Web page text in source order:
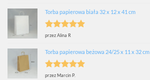
Torba papierowa biała 32 x 12 x 41 cm
Oceniono
przez Alina R
Torba papierowa beżowa 24/25 x 11 x 32 cm
Oceniono
przez Marcin P.